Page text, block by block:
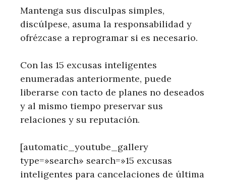
Mantenga sus disculpas simples,
discúlpese, asuma la responsabilidad y
ofrézcase a reprogramar si es necesario.
Con las 15 excusas inteligentes
enumeradas anteriormente, puede
liberarse con tacto de planes no deseados
y al mismo tiempo preservar sus
relaciones y su reputación.
[automatic_youtube_gallery
type=»search» search=»15 excusas
inteligentes para cancelaciones de última